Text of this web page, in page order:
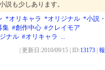
説も少しあります。
*オリキャラ *オリジナル *小説
集 #創作中心 #クレイモア
ナル #オリキャラ ...
| 更新日:2010/09/15 | ID:13173